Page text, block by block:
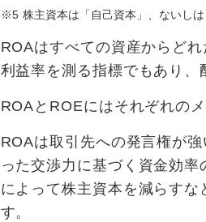
※5 株主資本は「自己資本」、ないし
ROAはすべての資産からど
利益率を測る指標でもあり、
ROAとROEにはそれぞれの
ROAは取引先への発言権が
った交渉力に基づく資金効
によって株主資本を減らす
す。